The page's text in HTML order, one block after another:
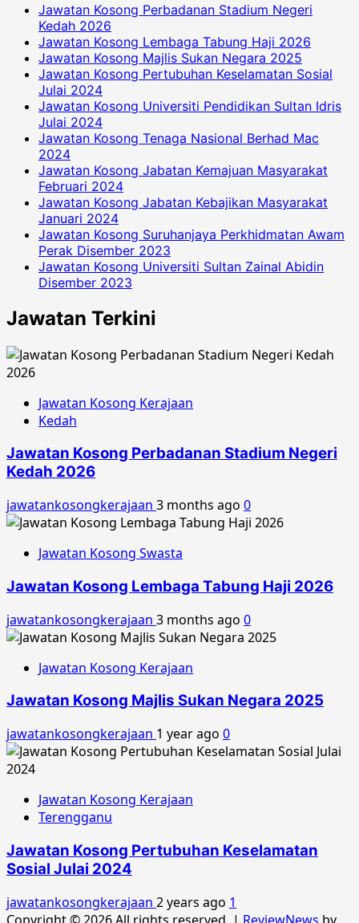
Jawatan Kosong Perbadanan Stadium Negeri
Kedah 2026
Jawatan Kosong Lembaga Tabung Haji 2026
Jawatan Kosong Majlis Sukan Negara 2025
Jawatan Kosong Pertubuhan Keselamatan Sosial
Julai 2024
Jawatan Kosong Universiti Pendidikan Sultan Idris
Julai 2024
Jawatan Kosong Tenaga Nasional Berhad Mac
2024
Jawatan Kosong Jabatan Kemajuan Masyarakat
Februari 2024
Jawatan Kosong Jabatan Kebajikan Masyarakat
Januari 2024
Jawatan Kosong Suruhanjaya Perkhidmatan Awam
Perak Disember 2023
Jawatan Kosong Universiti Sultan Zainal Abidin
Disember 2023
Jawatan Terkini
Jawatan Kosong Kerajaan
Kedah
Jawatan Kosong Perbadanan Stadium Negeri
Kedah 2026
jawatankosongkerajaan 3 months ago 0
Jawatan Kosong Swasta
Jawatan Kosong Lembaga Tabung Haji 2026
jawatankosongkerajaan 3 months ago 0
Jawatan Kosong Kerajaan
Jawatan Kosong Majlis Sukan Negara 2025
jawatankosongkerajaan 1 year ago 0
Jawatan Kosong Kerajaan
Terengganu
Jawatan Kosong Pertubuhan Keselamatan
Sosial Julai 2024
jawatankosongkerajaan 2 years ago 1
Copyright © 2026 All rights reserved. | ReviewNews by